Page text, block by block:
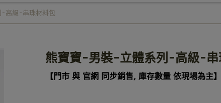
高級-串珠材料包
熊寶寶-男裝-立體系列-高級-串
【門市 與 官網 同步銷售, 庫存數量 依現場為主】